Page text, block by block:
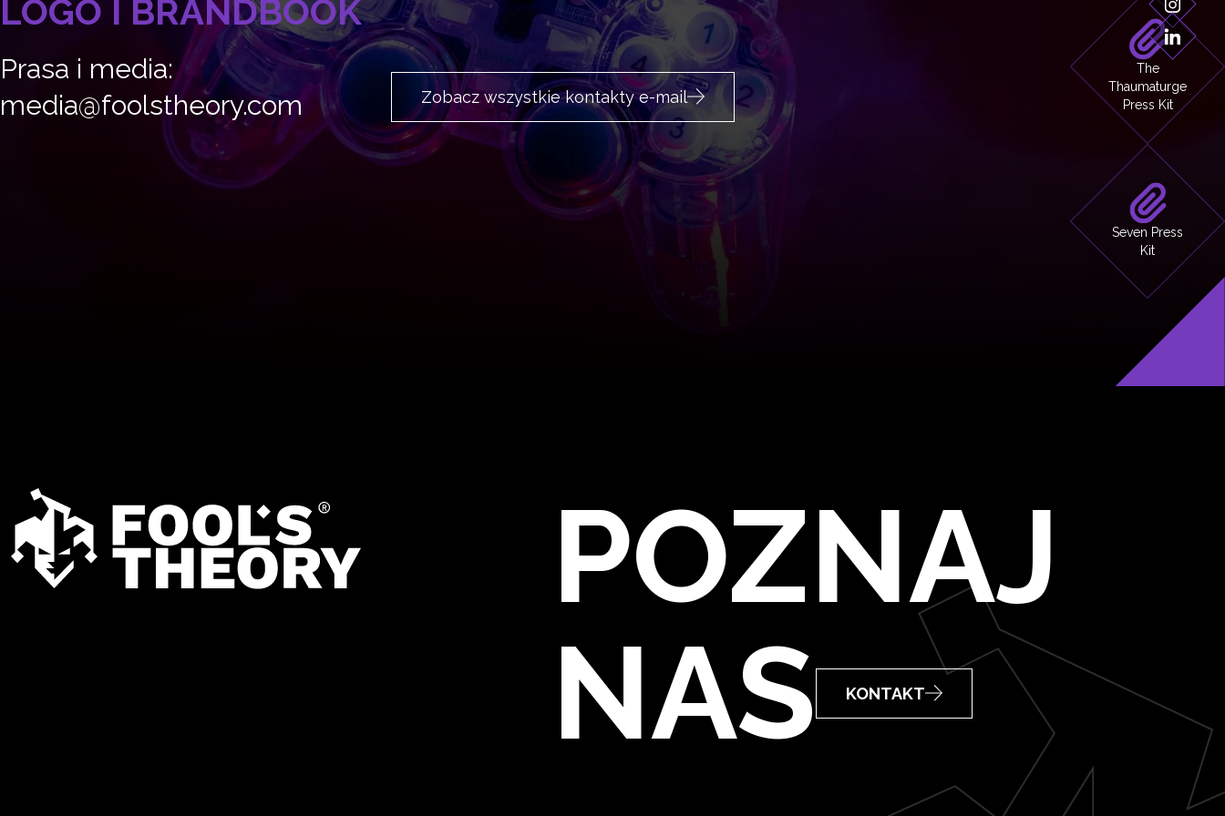
LOGO I BRANDBOOK
Prasa i media:
media@foolstheory.com
Zobacz wszystkie kontakty e-mail
The
Thaumaturge
Press Kit
Seven Press
Kit
POZNAJ
NAS
KONTAKT